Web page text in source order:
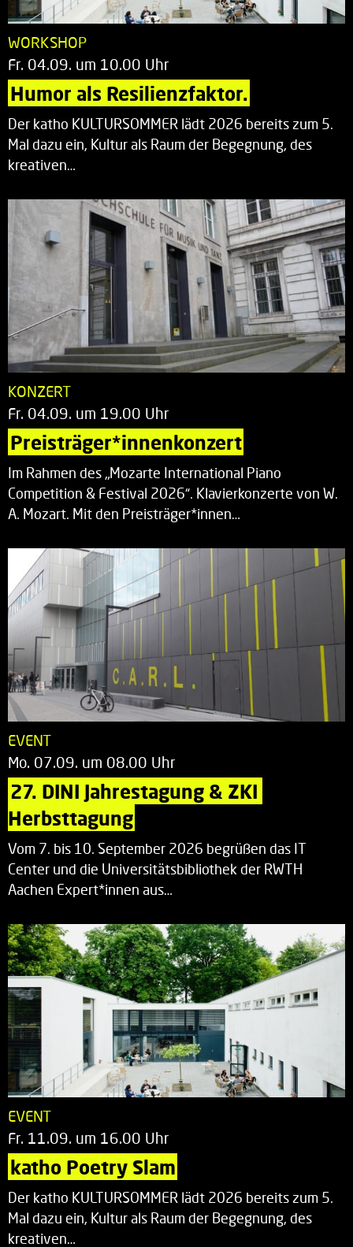
WORKSHOP
Fr. 04.09. um 10.00 Uhr
Humor als Resilienzfaktor.
Der katho KULTURSOMMER lädt 2026 bereits zum 5.
Mal dazu ein, Kultur als Raum der Begegnung, des
kreativen…
KONZERT
Fr. 04.09. um 19.00 Uhr
Preisträger*innenkonzert
Im Rahmen des „Mozarte International Piano
Competition & Festival 2026“. Klavierkonzerte von W.
A. Mozart. Mit den Preisträger*innen…
EVENT
Mo. 07.09. um 08.00 Uhr
27. DINI Jahrestagung & ZKI
Herbsttagung
Vom 7. bis 10. September 2026 begrüßen das IT
Center und die Universitätsbibliothek der RWTH
Aachen Expert*innen aus…
EVENT
Fr. 11.09. um 16.00 Uhr
katho Poetry Slam
Der katho KULTURSOMMER lädt 2026 bereits zum 5.
Mal dazu ein, Kultur als Raum der Begegnung, des
kreativen…